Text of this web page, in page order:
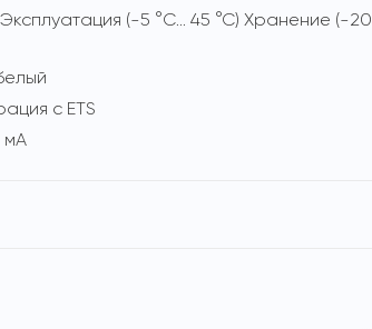
Эксплуатация (-5 °C… 45 °C) Хранение (-20
с ETS
мА